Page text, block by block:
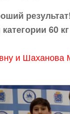
60
и Шаханова